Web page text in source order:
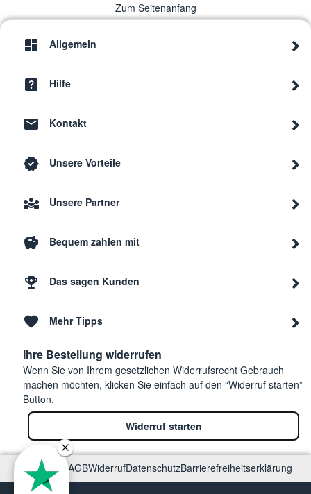
Zum Seitenanfang
Allgemein
Hilfe
Kontakt
Unsere Vorteile
Unsere Partner
Bequem zahlen mit
Das sagen Kunden
Mehr Tipps
Ihre Bestellung widerrufen
Wenn Sie von Ihrem gesetzlichen Widerrufsrecht Gebrauch
machen möchten, klicken Sie einfach auf den “Widerruf starten”
Button.
Widerruf starten
ImpressumAGBWiderrufDatenschutzBarrierefreiheitserklärung